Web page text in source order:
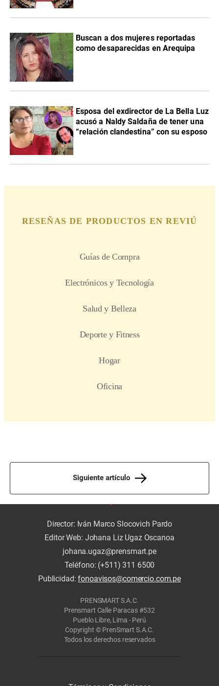
Buscan a dos mujeres reportadas
como desaparecidas en Arequipa
Esposa del exdirector de La Bella Luz
acusó a Naldy Saldaña de tener una
“relación clandestina” con su esposo
Siguiente artículo
Director: Iván Marco Slocovich Pardo
Editor Web: Johana Liz Ugaz Oscanoa
johana.ugaz@prensmart.pe
Teléfono: (+511) 311 6500
Publicidad:fonoavisos@comercio.com.pe
PRENSMART S.A.C.
Prensmart Calle Paracas #532
Pueblo Libre, Lima - Perú
Copyright © PrenSmart S.A.C.
Todos los derechos reservados